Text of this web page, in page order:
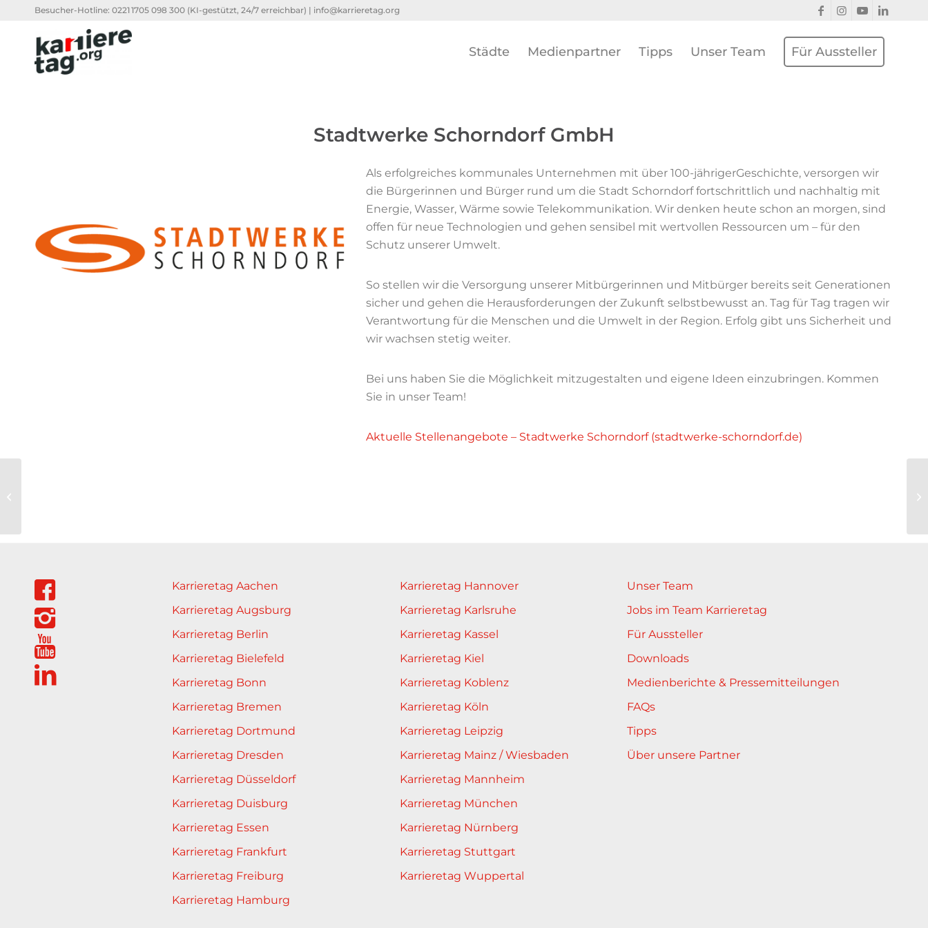
Besucher-Hotline: 0221 1705 098 300 (KI-gestützt, 24/7 erreichbar) | info@karrieretag.org
Städte Medienpartner Tipps Unser Team Für Aussteller
Stadtwerke Schorndorf GmbH
Als erfolgreiches kommunales Unternehmen mit über 100-jährigerGeschichte, versorgen wir
die Bürgerinnen und Bürger rund um die Stadt Schorndorf fortschrittlich und nachhaltig mit
Energie, Wasser, Wärme sowie Telekommunikation. Wir denken heute schon an morgen, sind
offen für neue Technologien und gehen sensibel mit wertvollen Ressourcen um – für den
Schutz unserer Umwelt.
So stellen wir die Versorgung unserer Mitbürgerinnen und Mitbürger bereits seit Generationen
sicher und gehen die Herausforderungen der Zukunft selbstbewusst an. Tag für Tag tragen wir
Verantwortung für die Menschen und die Umwelt in der Region. Erfolg gibt uns Sicherheit und
wir wachsen stetig weiter.
Bei uns haben Sie die Möglichkeit mitzugestalten und eigene Ideen einzubringen. Kommen
Sie in unser Team!
Aktuelle Stellenangebote – Stadtwerke Schorndorf (stadtwerke-schorndorf.de)
Karrieretag Aachen
Karrieretag Augsburg
Karrieretag Berlin
Karrieretag Bielefeld
Karrieretag Bonn
Karrieretag Bremen
Karrieretag Dortmund
Karrieretag Dresden
Karrieretag Düsseldorf
Karrieretag Duisburg
Karrieretag Essen
Karrieretag Frankfurt
Karrieretag Freiburg
Karrieretag Hamburg
Karrieretag Hannover
Karrieretag Karlsruhe
Karrieretag Kassel
Karrieretag Kiel
Karrieretag Koblenz
Karrieretag Köln
Karrieretag Leipzig
Karrieretag Mainz / Wiesbaden
Karrieretag Mannheim
Karrieretag München
Karrieretag Nürnberg
Karrieretag Stuttgart
Karrieretag Wuppertal
Unser Team
Jobs im Team Karrieretag
Für Aussteller
Downloads
Medienberichte & Pressemitteilungen
FAQs
Tipps
Über unsere Partner